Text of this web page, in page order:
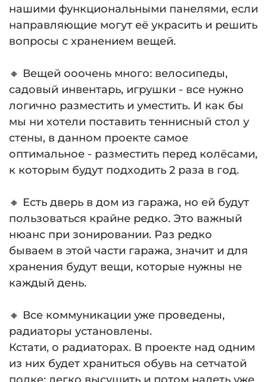
нашими функциональными панелями, если
направляющие могут её украсить и решить
вопросы с хранением вещей.
🔸 Вещей ооочень много: велосипеды,
садовый инвентарь, игрушки - все нужно
логично разместить и уместить. И как бы
мы ни хотели поставить теннисный стол у
стены, в данном проекте самое
оптимальное - разместить перед колёсами,
к которым будут подходить 2 раза в год.
🔸 Есть дверь в дом из гаража, но ей будут
пользоваться крайне редко. Это важный
нюанс при зонировании. Раз редко
бываем в этой части гаража, значит и для
хранения будут вещи, которые нужны не
каждый день.
🔸 Все коммуникации уже проведены,
радиаторы установлены.
Кстати, о радиаторах. В проекте над одним
из них будет храниться обувь на сетчатой